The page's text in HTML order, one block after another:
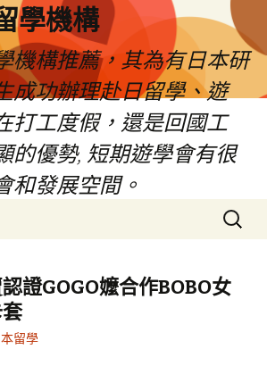
學機構
機構推薦，其為有日本研
成功辦理赴日留學、遊
打工度假，還是回國工
的優勢, 短期遊學會有很
和發展空間。
搜
尋
鍵
字:
證GOGO嬤合作BOBO女
留學